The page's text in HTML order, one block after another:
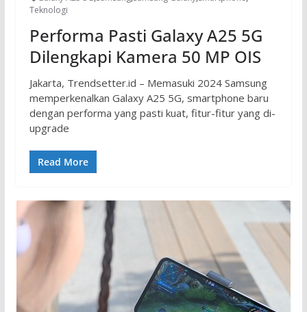
Teknologi
Performa Pasti Galaxy A25 5G
Dilengkapi Kamera 50 MP OIS
Jakarta, Trendsetter.id – Memasuki 2024 Samsung
memperkenalkan Galaxy A25 5G, smartphone baru
dengan performa yang pasti kuat, fitur-fitur yang di-
upgrade
Read More